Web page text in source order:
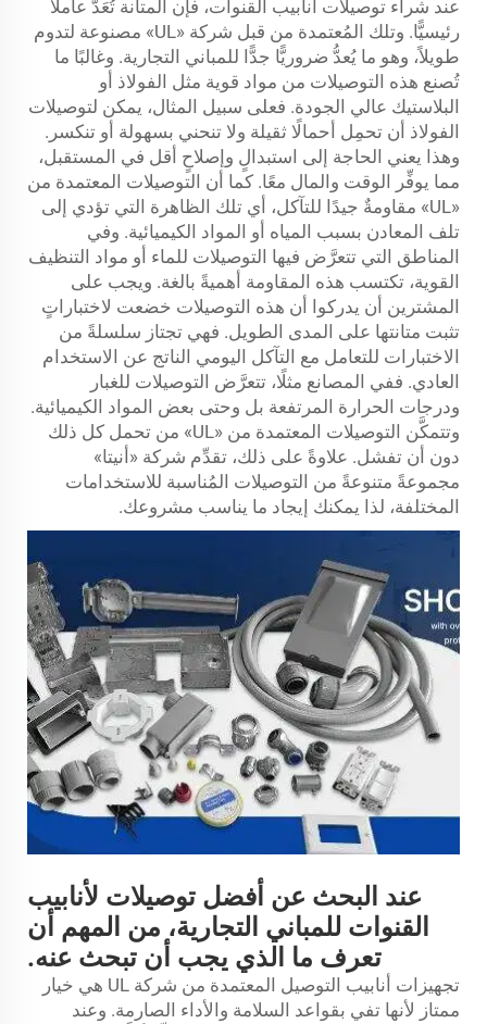
عند شراء توصيلات أنابيب القنوات، فإن المتانة تُعَدُّ عاملًا
رئيسيًّا. وتلك المُعتمدة من قبل شركة «UL» مصنوعة لتدوم
طويلاً، وهو ما يُعدُّ ضروريًّا جدًّا للمباني التجارية. وغالبًا ما
تُصنع هذه التوصيلات من مواد قوية مثل الفولاذ أو
البلاستيك عالي الجودة. فعلى سبيل المثال، يمكن لتوصيلات
الفولاذ أن تحمِل أحمالًا ثقيلة ولا تنحني بسهولة أو تنكسر.
وهذا يعني الحاجة إلى استبدالٍ وإصلاحٍ أقل في المستقبل،
مما يوفِّر الوقت والمال معًا. كما أن التوصيلات المعتمدة من
«UL» مقاومةٌ جيدًا للتآكل، أي تلك الظاهرة التي تؤدي إلى
تلف المعادن بسبب المياه أو المواد الكيميائية. وفي
المناطق التي تتعرَّض فيها التوصيلات للماء أو مواد التنظيف
القوية، تكتسب هذه المقاومة أهميةً بالغة. ويجب على
المشترين أن يدركوا أن هذه التوصيلات خضعت لاختباراتٍ
تثبت متانتها على المدى الطويل. فهي تجتاز سلسلةً من
الاختبارات للتعامل مع التآكل اليومي الناتج عن الاستخدام
العادي. ففي المصانع مثلًا، تتعرَّض التوصيلات للغبار
ودرجات الحرارة المرتفعة بل وحتى بعض المواد الكيميائية.
وتتمكَّن التوصيلات المعتمدة من «UL» من تحمل كل ذلك
دون أن تفشل. علاوةً على ذلك، تقدِّم شركة «أنيتا»
مجموعةً متنوعةً من التوصيلات المُناسبة للاستخدامات
المختلفة، لذا يمكنك إيجاد ما يناسب مشروعك.
عند البحث عن أفضل توصيلات لأنابيب
القنوات للمباني التجارية، من المهم أن
تعرف ما الذي يجب أن تبحث عنه.
تجهيزات أنابيب التوصيل المعتمدة من شركة UL هي خيار
ممتاز لأنها تفي بقواعد السلامة والأداء الصارمة. وعند